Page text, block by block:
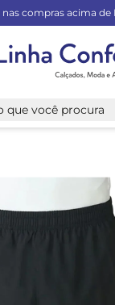
nas compras acima de